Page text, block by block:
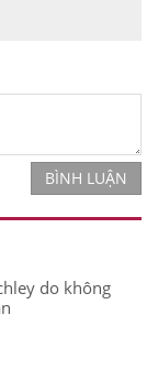
BÌNH LUẬN
do không